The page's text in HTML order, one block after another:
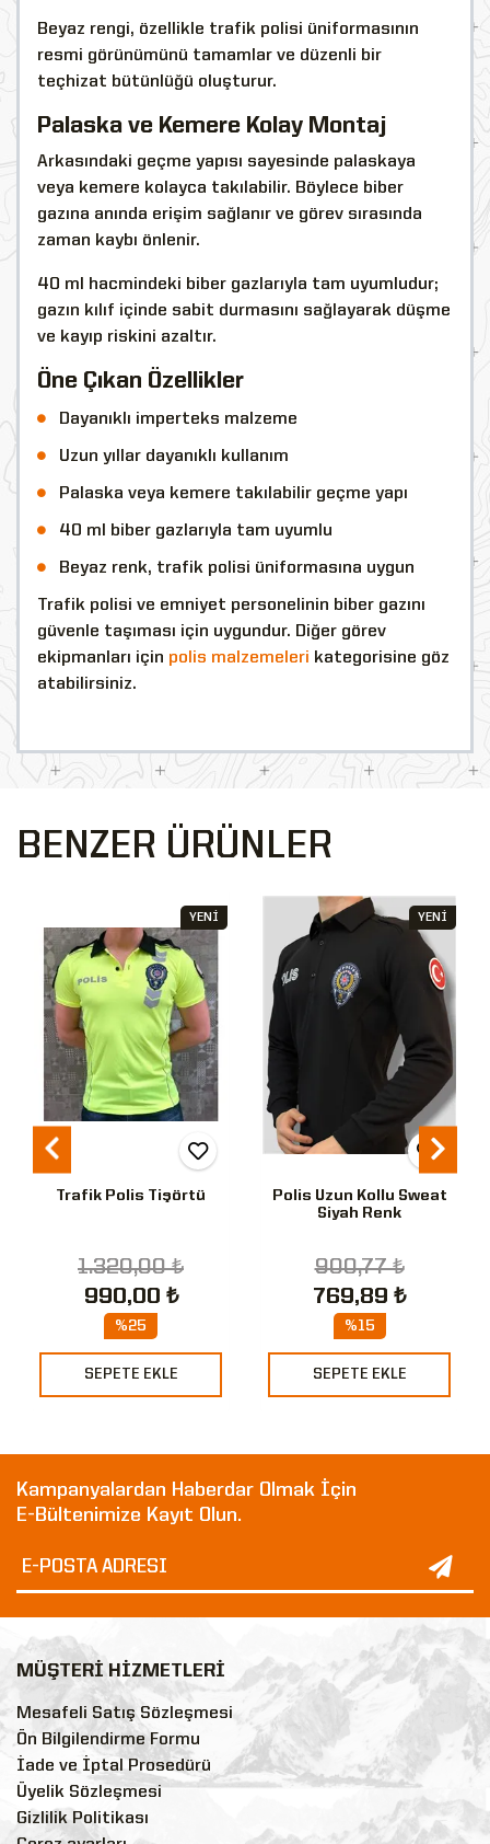
Beyaz rengi, özellikle trafik polisi üniformasının
resmi görünümünü tamamlar ve düzenli bir
teçhizat bütünlüğü oluşturur.
Palaska ve Kemere Kolay Montaj
Arkasındaki geçme yapısı sayesinde palaskaya
veya kemere kolayca takılabilir. Böylece biber
gazına anında erişim sağlanır ve görev sırasında
zaman kaybı önlenir.
40 ml hacmindeki biber gazlarıyla tam uyumludur;
gazın kılıf içinde sabit durmasını sağlayarak düşme
ve kayıp riskini azaltır.
Öne Çıkan Özellikler
Dayanıklı imperteks malzeme
Uzun yıllar dayanıklı kullanım
Palaska veya kemere takılabilir geçme yapı
40 ml biber gazlarıyla tam uyumlu
Beyaz renk, trafik polisi üniformasına uygun
Trafik polisi ve emniyet personelinin biber gazını
güvenle taşıması için uygundur. Diğer görev
ekipmanları için polis malzemeleri kategorisine göz
atabilirsiniz.
BENZER ÜRÜNLER
Trafik Polis Tişörtü
1.320,00 ₺
990,00 ₺
%25
SEPETE EKLE
YENİ
Polis Uzun Kollu Sweat
Siyah Renk
900,77 ₺
769,89 ₺
%15
SEPETE EKLE
YENİ
Kampanyalardan Haberdar Olmak İçin
E-Bültenimize Kayıt Olun.
MÜŞTERİ HİZMETLERİ
Mesafeli Satış Sözleşmesi
Ön Bilgilendirme Formu
İade ve İptal Prosedürü
Üyelik Sözleşmesi
Gizlilik Politikası